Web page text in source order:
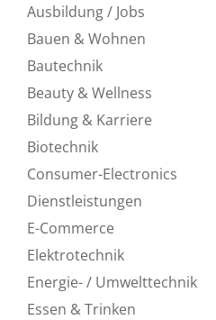
Ausbildung / Jobs
Bauen & Wohnen
Bautechnik
Beauty & Wellness
Bildung & Karriere
Biotechnik
Consumer-Electronics
Dienstleistungen
E-Commerce
Elektrotechnik
Energie- / Umwelttechnik
Essen & Trinken